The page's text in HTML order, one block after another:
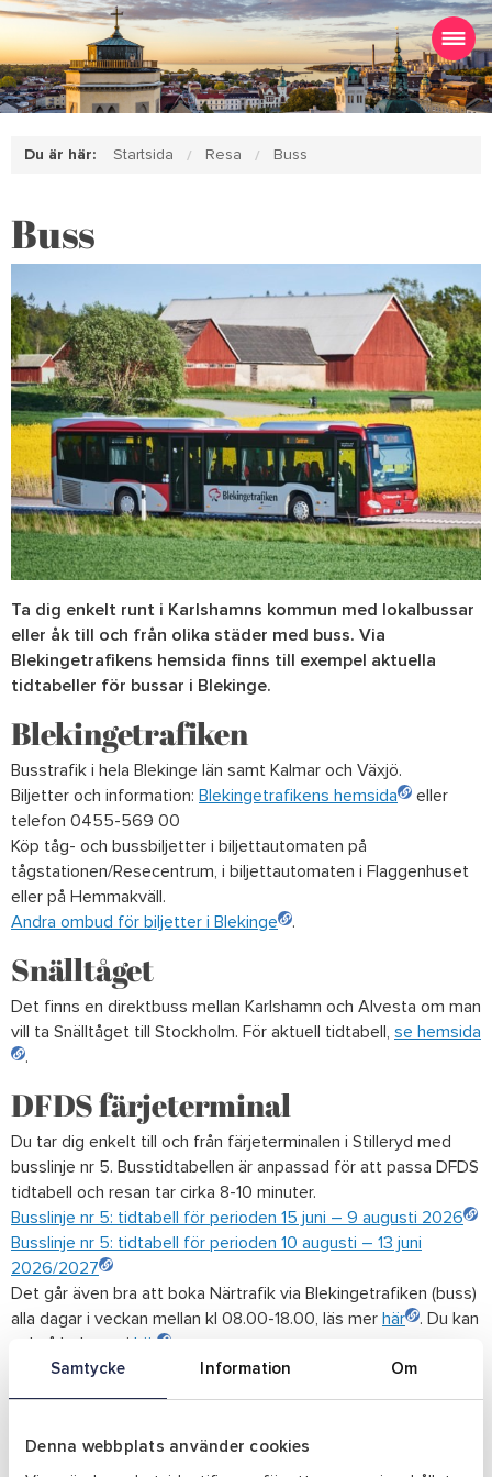
Samtycke Information Om
Denna webbplats använder cookies
Du är här: Startsida Resa Buss
Buss
Ta dig enkelt runt i Karlshamns kommun med lokalbussar
eller åk till och från olika städer med buss. Via
Blekingetrafikens hemsida finns till exempel aktuella
tidtabeller för bussar i Blekinge.
Blekingetrafiken
Busstrafik i hela Blekinge län samt Kalmar och Växjö.
Biljetter och information: Blekingetrafikens hemsida
eller
telefon 0455-569 00
Köp tåg- och bussbiljetter i biljettautomaten på
tågstationen/Resecentrum, i biljettautomaten i Flaggenhuset
eller på Hemmakväll.
Andra ombud för biljetter i Blekinge
.
Snälltåget
Det finns en direktbuss mellan Karlshamn och Alvesta om man
vill ta Snälltåget till Stockholm. För aktuell tidtabell, se hemsida
.
DFDS färjeterminal
Du tar dig enkelt till och från färjeterminalen i Stilleryd med
busslinje nr 5. Busstidtabellen är anpassad för att passa DFDS
tidtabell och resan tar cirka 8-10 minuter.
Busslinje nr 5: tidtabell för perioden 15 juni – 9 augusti 2026
Busslinje nr 5: tidtabell för perioden 10 augusti – 13 juni
2026/2027
Det går även bra att boka Närtrafik via Blekingetrafiken (buss)
alla dagar i veckan mellan kl 08.00-18.00, läs mer här
. Du kan
också boka taxi här .
Östersjöfestivalen – extrabussar
stängd för trafik och extra bussar är insatta för alla besökare.